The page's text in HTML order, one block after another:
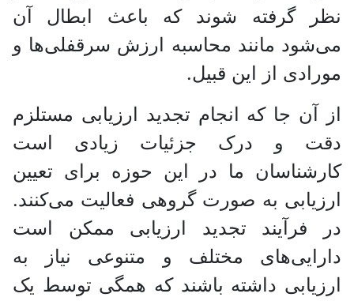
نظر گرفته شوند که باعث ابطال آن
می‌شود مانند محاسبه ارزش سرقفلی‌ها و
مورادی از این قبیل.
از آن جا که انجام تجدید ارزیابی مستلزم
دقت و درک جزئیات زیادی است
کارشناسان ما در این حوزه برای تعیین
ارزیابی به صورت گروهی فعالیت می‌کنند.
در فرآیند تجدید ارزیابی ممکن است
دارایی‌های مختلف و متنوعی نیاز به
ارزیابی داشته باشند که همگی توسط یک